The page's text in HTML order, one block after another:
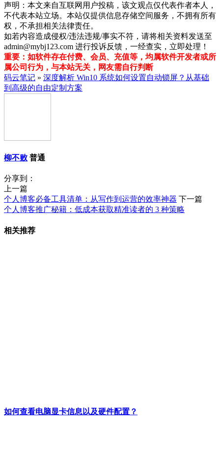
声明：本文来自互联网用户投稿，该文观点仅代表作者本人，
不代表本站立场。本站仅提供信息存储空间服务，不拥有所有
权，不承担相关法律责任。
如若内容造成侵权/违法违规/事实不符，请将相关资料发送至
admin@mybj123.com 进行投诉反馈，一经查实，立即处理！
重要：如软件存在付费、会员、充值等，均属软件开发者或所
属公司行为，与本站无关，网友需自行判断
码云笔记 » 深度解析 Win10 系统如何设置自动锁屏？从基础
到高级的自由定制方案
柳不败 普通
分享到：
上一篇
个人博客必备工具清单：从写作到运营的效率神器 下一篇
个人博客推广秘籍：低成本获取精准读者的 3 种策略
相关推荐
如何查看电脑显卡信息以及硬件配置？